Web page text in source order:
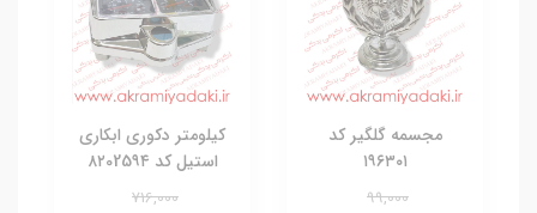
مجسمه گلگیر کد
۱۹۶۳۰۱
99,000
کیلومتر دکوری ابکاری
استیل کد ۸۲025۹۴
716,000